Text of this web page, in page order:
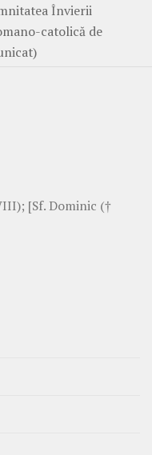
Învierii
catolică de
[Sf. Dominic (†